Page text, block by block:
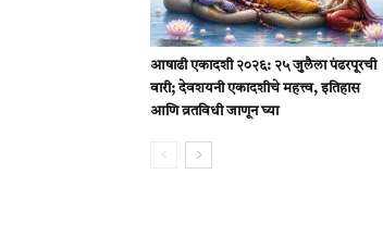
आषाढी एकादशी २०२६: २५ जुलैला पंढरपूरची
वारी; देवशयनी एकादशीचे महत्त्व, इतिहास
आणि व्रतविधी जाणून घ्या